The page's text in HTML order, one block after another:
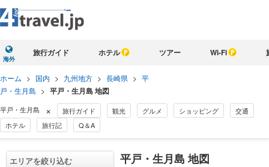
海外
旅行ガイド ホテル ツアー Wi-Fi
ホーム > 国内 > 九州地方 > 長崎県 > 平
戸・生月島 > 平戸・生月島 地図
平戸・生月島 × 旅行ガイド 観光 グルメ ショッピング
交通
ホテル
旅行記 Q＆A
平戸・生月島 地図
エリアを絞り込む